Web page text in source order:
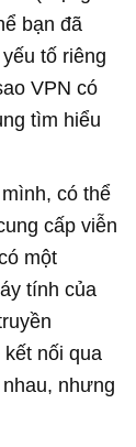
bạn đã
tố riêng
VPN có
tìm hiểu
có thể
cấp viễn
một
tính của
kết nối qua
nhưng